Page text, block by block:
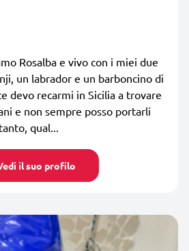
Rosalba e vivo con i miei due
un labrador e un barboncino di
devo recarmi in Sicilia a trovare
e non sempre posso portarli
qual...
il suo profilo